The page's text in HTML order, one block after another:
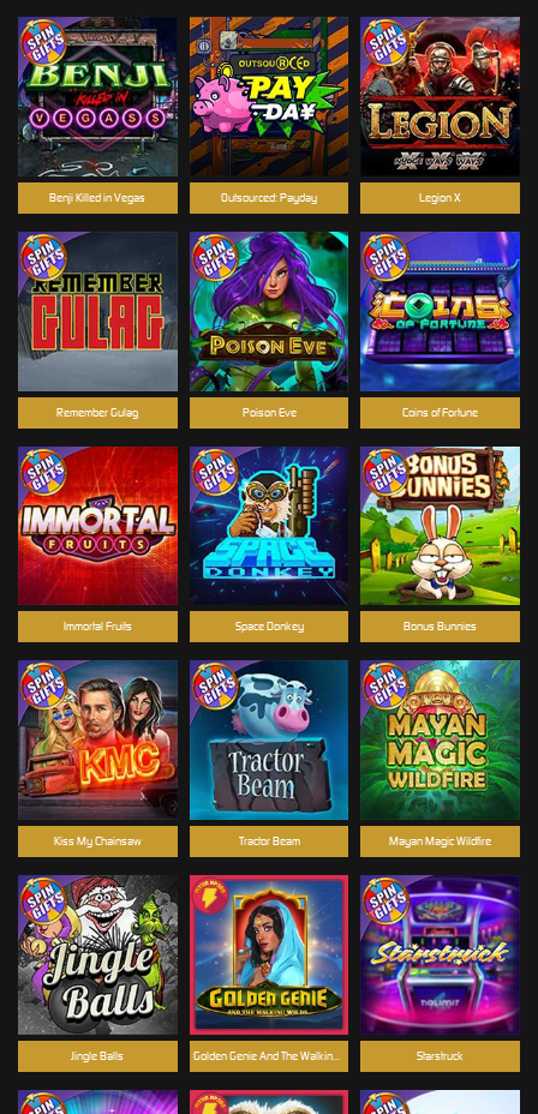
Outsourced: Payday
Kiss My Chainsaw Tractor Beam
Space Donkey
Starstruck
Benji Killed in Vegas
Poison Eve
Golden Genie And The Walking Wilds
Immortal Fruits
Coins of Fortune
Mayan Magic Wildfire
Legion X
Bonus Bunnies
Jingle Balls
Remember Gulag